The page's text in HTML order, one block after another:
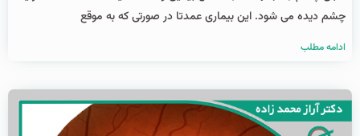
چشم دیده می شود. این بیماری عمدتا در صورتی که به موقع
ادامه مطلب